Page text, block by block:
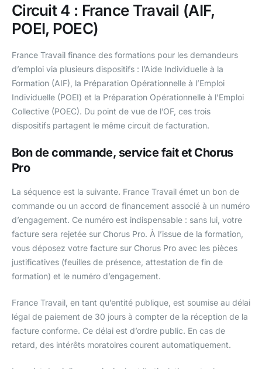
Circuit 4 : France Travail (AIF,
POEI, POEC)
France Travail finance des formations pour les demandeurs
d’emploi via plusieurs dispositifs : l’Aide Individuelle à la
Formation (AIF), la Préparation Opérationnelle à l’Emploi
Individuelle (POEI) et la Préparation Opérationnelle à l’Emploi
Collective (POEC). Du point de vue de l’OF, ces trois
dispositifs partagent le même circuit de facturation.
Bon de commande, service fait et Chorus
Pro
La séquence est la suivante. France Travail émet un bon de
commande ou un accord de financement associé à un numéro
d’engagement. Ce numéro est indispensable : sans lui, votre
facture sera rejetée sur Chorus Pro. À l’issue de la formation,
vous déposez votre facture sur Chorus Pro avec les pièces
justificatives (feuilles de présence, attestation de fin de
formation) et le numéro d’engagement.
France Travail, en tant qu’entité publique, est soumise au délai
légal de paiement de 30 jours à compter de la réception de la
facture conforme. Ce délai est d’ordre public. En cas de
retard, des intérêts moratoires courent automatiquement.